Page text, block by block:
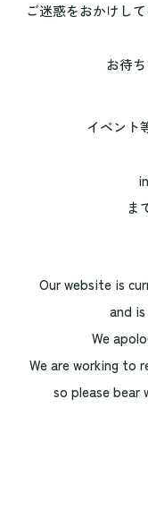
ご迷惑をおかけし
お待
イベント
ま
Our website is
and
We
We are working to
so please bear